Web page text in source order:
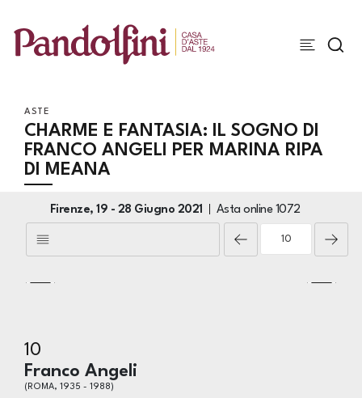
ASTE
CHARME E FANTASIA: IL SOGNO DI
FRANCO ANGELI PER MARINA RIPA
DI MEANA
Firenze, 19 - 28 Giugno 2021 Asta online 1072
10
Franco Angeli
(ROMA, 1935 - 1988)